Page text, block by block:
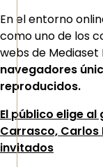
En el entorno
como uno de los
webs de
navegadores
reproducidos.
El público elige
Carrasco,
invitados